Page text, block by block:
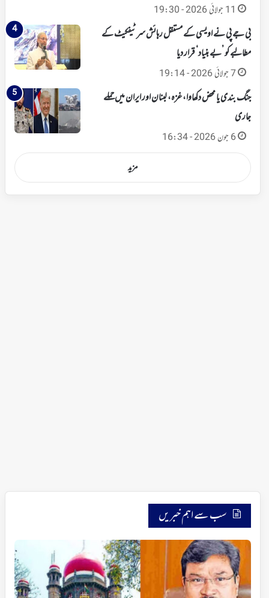
11 جولائی 2026 - 19:30
بی جے پی نے اویسی کے مستقل رہائش سرٹیفکیٹ کے
مطالبے کو ’بے بنیاد‘ قرار دیا
7 جولائی 2026 - 19:14
جنگ بندی یا محض دکھاوا، غزہ، لبنان اور ایران میں حملے
جاری
6 جون 2026 - 16:34
مزید
سب سے اہم خبریں